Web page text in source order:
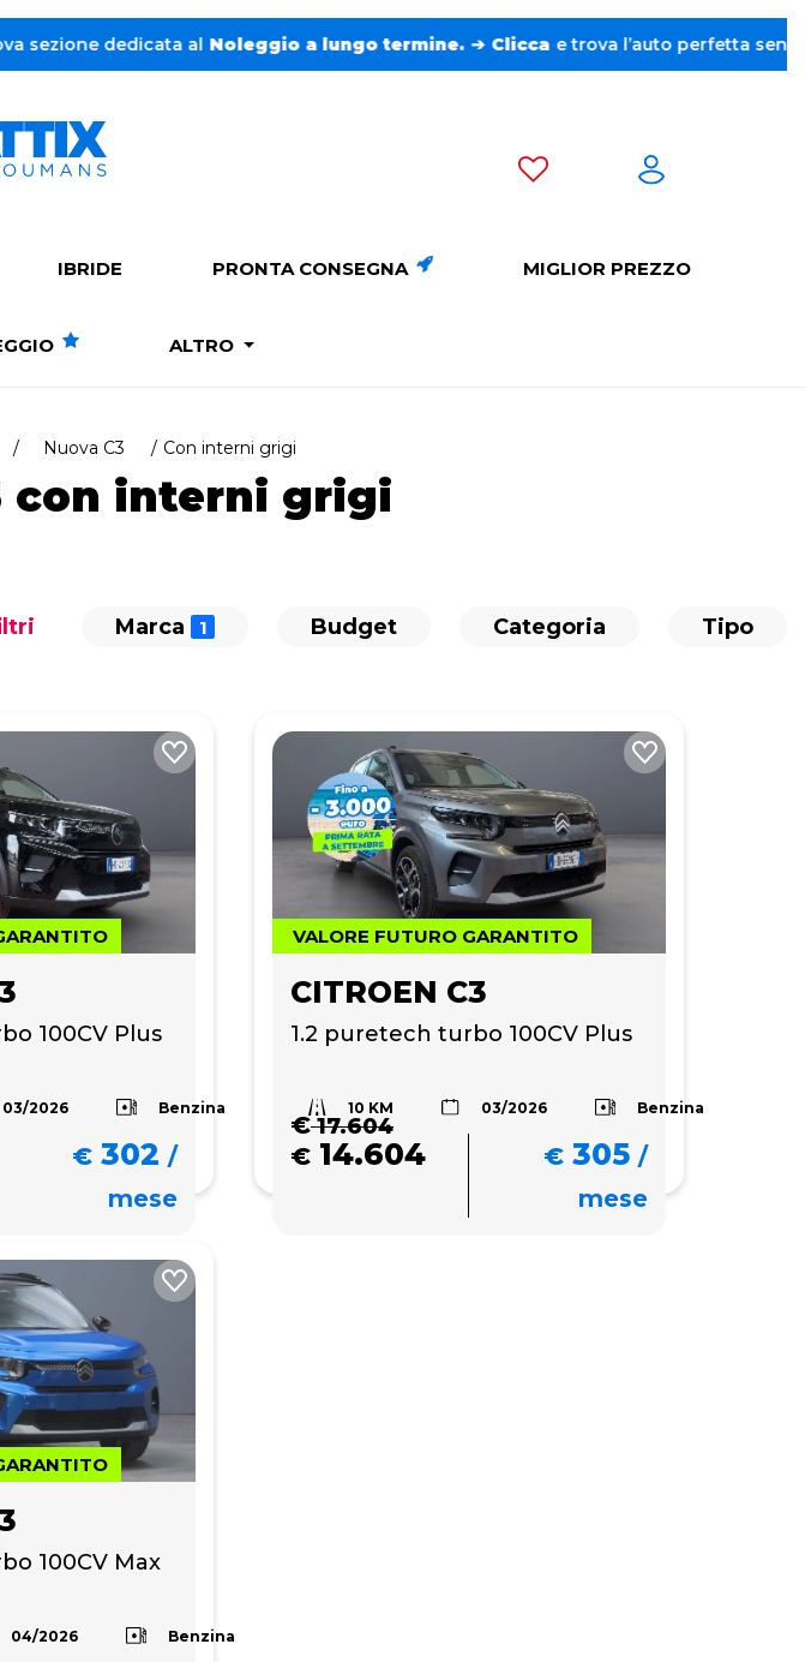
dedicata al Noleggio a lungo termine. ➔ Clicca e trova l’auto perfetta senza pensieri.
IBRIDE PRONTA CONSEGNA MIGLIOR PREZZO
ALTRO
Nuova C3 Con interni grigi
con interni grigi
Marca Budget Categoria Tipo
100CV Plus
03/2026 Benzina
€ 302 /
mese
VALORE FUTURO GARANTITO
CITROEN C3
1.2 puretech turbo 100CV Plus
10 KM 03/2026 Benzina
€17.604
€ 14.604 € 305 /
mese
100CV Max
04/2026 Benzina